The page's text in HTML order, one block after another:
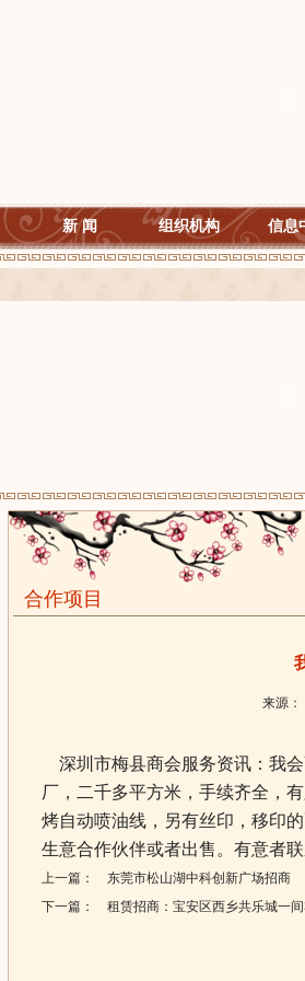
新 闻 组织机构 信息
合作项目
来源：
深圳市梅县商会服务资讯：我
厂，二千多平方米，手续齐全，
烤自动喷油线，另有丝印，移印
生意合作伙伴或者出售。有意者
上一篇：
东莞市松山湖中科创新广场招商
下一篇： 租赁招商：宝安区西乡共乐城一